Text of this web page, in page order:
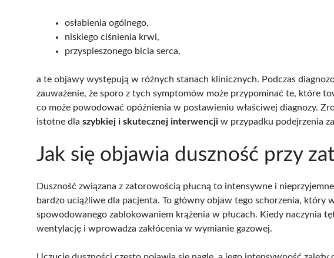
osłabienia ogólnego,
niskiego ciśnienia krwi,
przyspieszonego bicia serca,
a te objawy występują w różnych stanach klinicznych. Podczas
zauważenie, że sporo z tych symptomów może przypominać te, które
co może powodować opóźnienia w postawieniu właściwej diagnozy.
istotne dla szybkiej i skutecznej interwencji w przypadku podejrzenia
Jak się objawia duszność przy
Duszność związana z zatorowością płucną to intensywne i
bardzo uciążliwe dla pacjenta. To główny objaw tego schorzenia, który
spowodowanego zablokowaniem krążenia w płucach. Kiedy naczynia
wentylację i wprowadza zakłócenia w wymianie gazowej.